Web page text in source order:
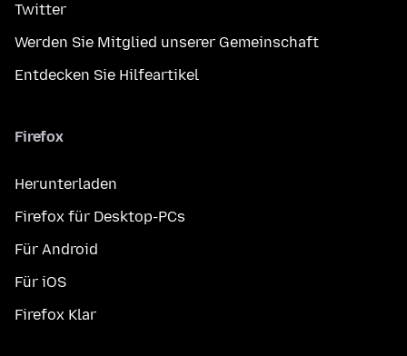
Twitter
Werden Sie Mitglied unserer Gemeinschaft
Entdecken Sie Hilfeartikel
Firefox
Herunterladen
Firefox für Desktop-PCs
Für Android
Für iOS
Firefox Klar